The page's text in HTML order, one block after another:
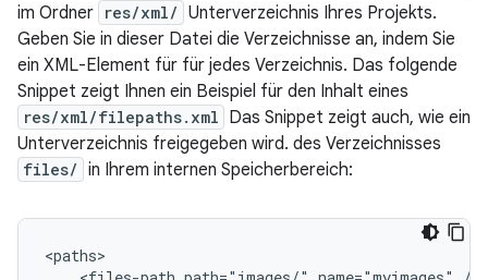
im Ordner res/xml/ Unterverzeichnis Ihres Projekts.
Geben Sie in dieser Datei die Verzeichnisse an, indem Sie
ein XML-Element für für jedes Verzeichnis. Das folgende
Snippet zeigt Ihnen ein Beispiel für den Inhalt eines
res/xml/filepaths.xml Das Snippet zeigt auch, wie ein
Unterverzeichnis freigegeben wird. des Verzeichnisses
files/ in Ihrem internen Speicherbereich: